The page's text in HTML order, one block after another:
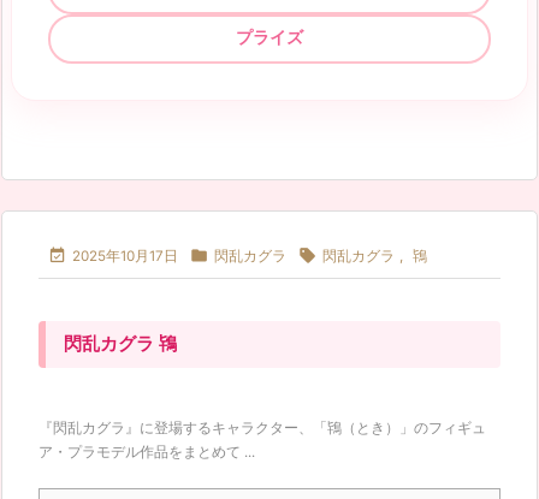
プライズ
 2025年10月17日  閃乱カグラ  閃乱カグラ , 鴇
閃乱カグラ 鴇
『閃乱カグラ』に登場するキャラクター、「鴇（とき）」のフィギュ
ア・プラモデル作品をまとめて ...